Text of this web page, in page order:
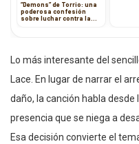
“Demons” de Torrio: una
poderosa confesión
sobre luchar contra la
Lo más interesante del
Lace. En lugar de narrar el
daño, la canción habla
presencia que se niega a
Esa decisión convierte el